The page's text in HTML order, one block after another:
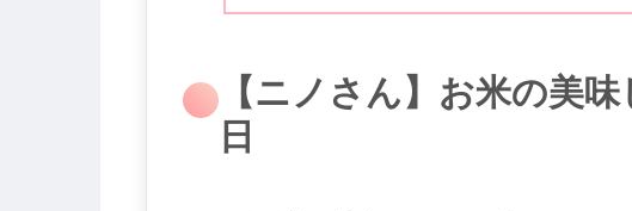
【ニノさん】お米の美
日